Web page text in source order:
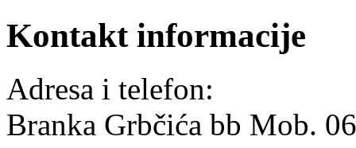
Kontakt informacije
Adresa i telefon:
Branka Grbčića bb Mob.